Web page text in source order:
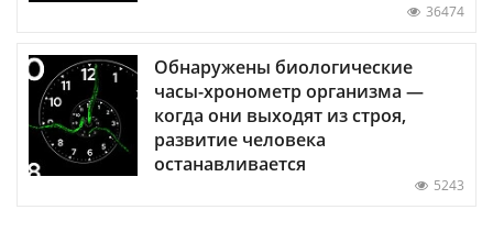
36474
Обнаружены биологические
часы-хронометр организма —
когда они выходят из строя,
развитие человека
останавливается
5243